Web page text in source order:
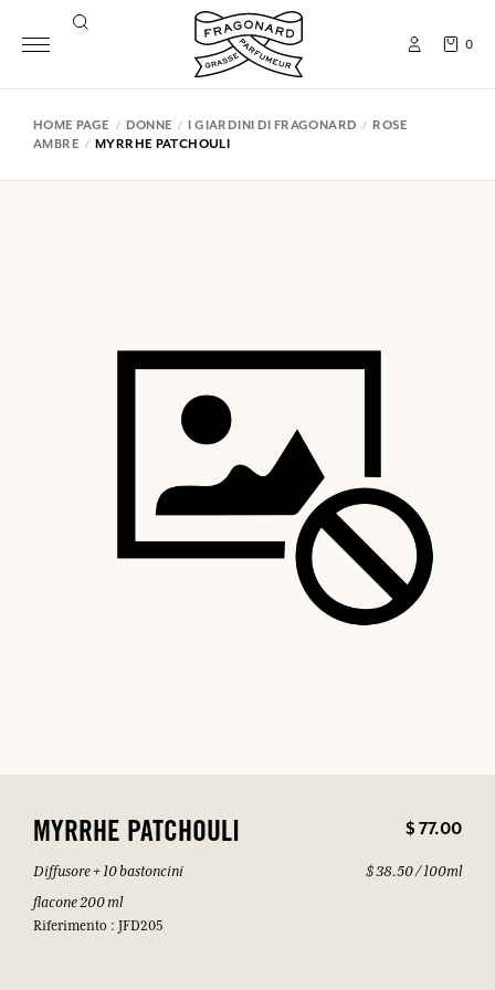
0
HOME PAGE DONNE I GIARDINI DI FRAGONARD
ROSE
AMBRE
MYRRHE PATCHOULI
MYRRHE PATCHOULI $ 77.00
Diffusore + 10 bastoncini
flacone 200 ml
Riferimento : JFD205
$ 38.50 / 100ml